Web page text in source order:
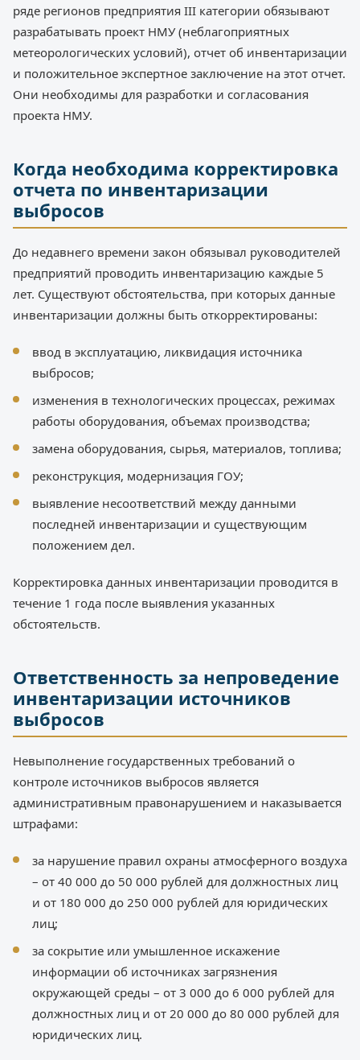
ряде регионов предприятия III категории обязывают
разрабатывать проект НМУ (неблагоприятных
метеорологических условий), отчет об инвентаризации
и положительное экспертное заключение на этот отчет.
Они необходимы для разработки и согласования
проекта НМУ.
Когда необходима корректировка
отчета по инвентаризации
выбросов
До недавнего времени закон обязывал руководителей
предприятий проводить инвентаризацию каждые 5
лет. Существуют обстоятельства, при которых данные
инвентаризации должны быть откорректированы:
ввод в эксплуатацию, ликвидация источника
выбросов;
изменения в технологических процессах, режимах
работы оборудования, объемах производства;
замена оборудования, сырья, материалов, топлива;
реконструкция, модернизация ГОУ;
выявление несоответствий между данными
последней инвентаризации и существующим
положением дел.
Корректировка данных инвентаризации проводится в
течение 1 года после выявления указанных
обстоятельств.
Ответственность за непроведение
инвентаризации источников
выбросов
Невыполнение государственных требований о
контроле источников выбросов является
административным правонарушением и наказывается
штрафами:
за нарушение правил охраны атмосферного воздуха
– от 40 000 до 50 000 рублей для должностных лиц
и от 180 000 до 250 000 рублей для юридических
лиц;
за сокрытие или умышленное искажение
информации об источниках загрязнения
окружающей среды – от 3 000 до 6 000 рублей для
должностных лиц и от 20 000 до 80 000 рублей для
юридических лиц.